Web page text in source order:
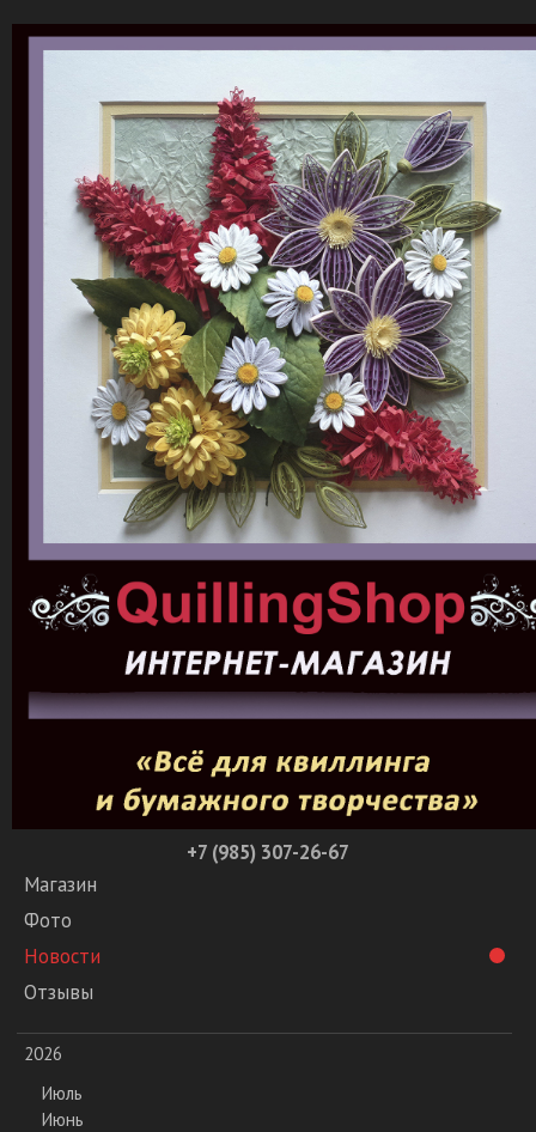
+7 (985) 307-26-67
Магазин
Фото
Новости
Отзывы
2026
Июль
Июнь